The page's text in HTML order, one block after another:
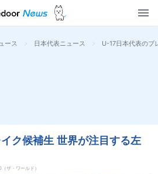
ース > 日本代表ニュース > U-17日本代表のブ
ク候補生 世界が注目する左
ザ・ワールド）